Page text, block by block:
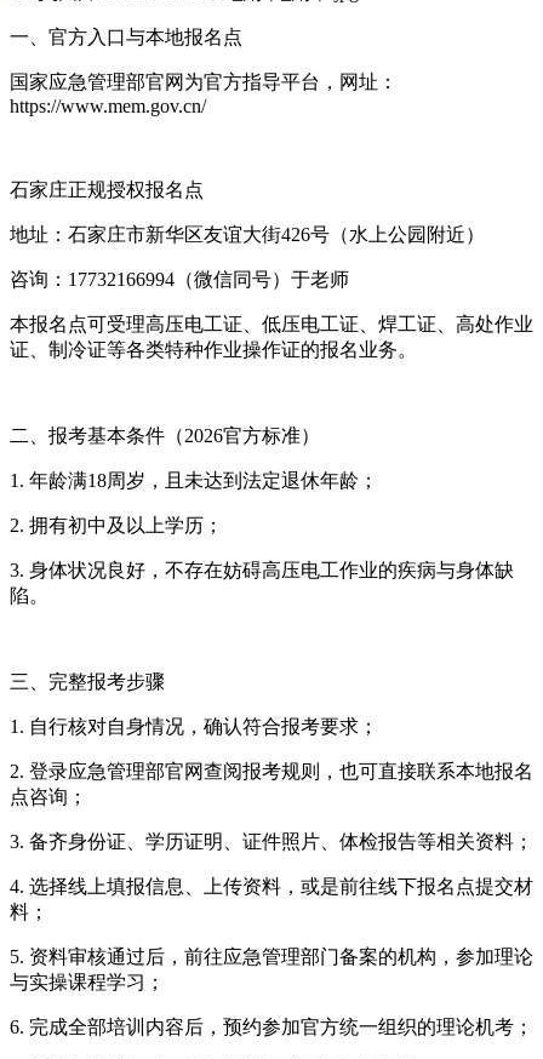
一、官方入口与本地报名点
国家应急管理部官网为官方指导平台，网址：
https://www.mem.gov.cn/
石家庄正规授权报名点
地址：石家庄市新华区友谊大街426号（水上公园附近）
咨询：17732166994（微信同号）于老师
本报名点可受理高压电工证、低压电工证、焊工证、高处作业
证、制冷证等各类特种作业操作证的报名业务。
二、报考基本条件（2026官方标准）
1. 年龄满18周岁，且未达到法定退休年龄；
2. 拥有初中及以上学历；
3. 身体状况良好，不存在妨碍高压电工作业的疾病与身体缺
陷。
三、完整报考步骤
1. 自行核对自身情况，确认符合报考要求；
2. 登录应急管理部官网查阅报考规则，也可直接联系本地报名
点咨询；
3. 备齐身份证、学历证明、证件照片、体检报告等相关资料；
4. 选择线上填报信息、上传资料，或是前往线下报名点提交材
料；
5. 资料审核通过后，前往应急管理部门备案的机构，参加理论
与实操课程学习；
6. 完成全部培训内容后，预约参加官方统一组织的理论机考；